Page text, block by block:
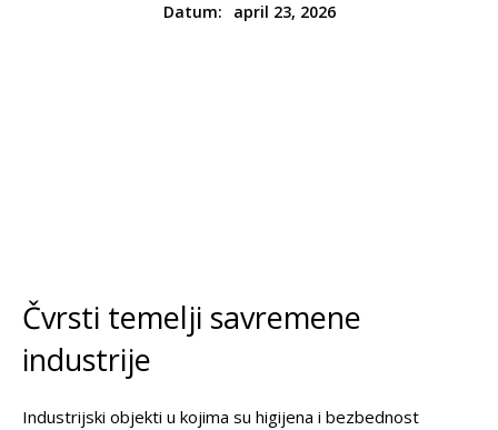
Datum: april 23, 2026
Čvrsti temelji savremene
industrije
Industrijski objekti u kojima su higijena i bezbednost